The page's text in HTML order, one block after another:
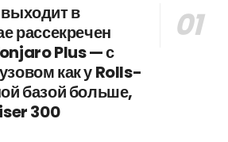
в
рассекречен
Plus — с
как у Rolls-
базой больше,
300